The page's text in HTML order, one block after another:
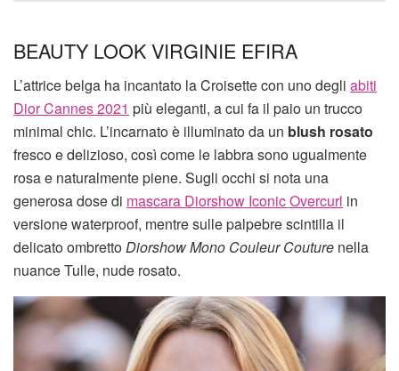
BEAUTY LOOK VIRGINIE EFIRA
L’attrice belga ha incantato la Croisette con uno degli abiti
Dior Cannes 2021 più eleganti, a cui fa il paio un trucco
minimal chic. L’incarnato è illuminato da un blush rosato
fresco e delizioso, così come le labbra sono ugualmente
rosa e naturalmente piene. Sugli occhi si nota una
generosa dose di mascara Diorshow Iconic Overcurl in
versione waterproof, mentre sulle palpebre scintilla il
delicato ombrettoDiorshow Mono Couleur Couture nella
nuance Tulle, nude rosato.